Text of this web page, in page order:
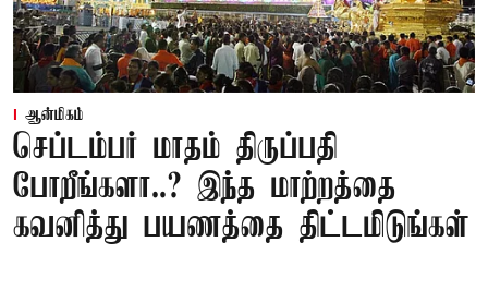
ஆன்மிகம்
செப்டம்பர் மாதம் திருப்பதி
போறீங்களா..? இந்த மாற்றத்தை
கவனித்து பயணத்தை திட்டமிடுங்கள்